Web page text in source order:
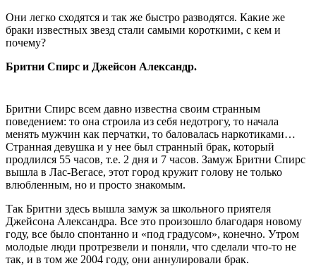
Они легко сходятся и так же быстро разводятся. Какие же
браки известных звезд стали самыми короткими, с кем и
почему?
Бритни Спирс и Джейсон Александр.
Бритни Спирс всем давно известна своим странным
поведением: то она строила из себя недотрогу, то начала
менять мужчин как перчатки, то баловалась наркотиками…
Странная девушка и у нее был странный брак, который
продлился 55 часов, т.е. 2 дня и 7 часов. Замуж Бритни Спирс
вышла в Лас-Вегасе, этот город кружит голову не только
влюбленным, но и просто знакомым.
Так Бритни здесь вышла замуж за школьного приятеля
Джейсона Александра. Все это произошло благодаря новому
году, все было спонтанно и «под градусом», конечно. Утром
молодые люди протрезвели и поняли, что сделали что-то не
так, и в том же 2004 году, они аннулировали брак.